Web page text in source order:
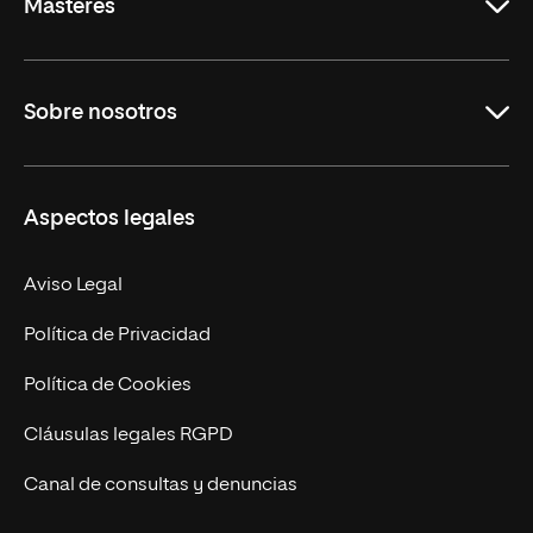
Másteres
Derecho
Empresa
MBA
Marketing y Comunicación
Ingeniería
Diseño
Ciencias de la Salud
Sobre nosotros
Nuestro Equipo
Contacto
Aspectos legales
Aviso Legal
Política de Privacidad
Política de Cookies
Cláusulas legales RGPD
Canal de consultas y denuncias